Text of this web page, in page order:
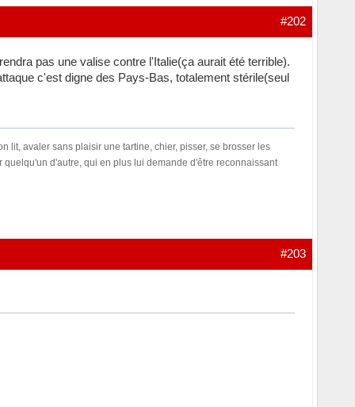
#202
pas une valise contre l'Italie(ça aurait été terrible).
c'est digne des Pays-Bas, totalement stérile(seul
lit, avaler sans plaisir une tartine, chier, pisser, se brosser les
d'autre, qui en plus lui demande d'être reconnaissant
#203